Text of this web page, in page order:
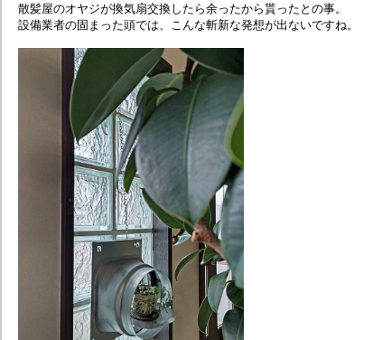
散髪屋のオヤジが換気扇交換したら余ったから貰ったとの事。
設備業者の固まった頭では、こんな斬新な発想が出ないですね。